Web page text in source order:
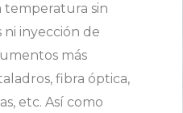
temperatura sin
ni inyección de
más
fibra óptica,
etc. Así como